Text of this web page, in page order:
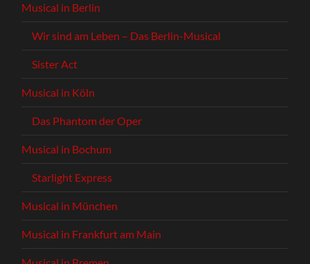
Musical in Berlin
Wir sind am Leben – Das Berlin-Musical
Sister Act
Musical in Köln
Das Phantom der Oper
Musical in Bochum
Starlight Express
Musical in München
Musical in Frankfurt am Main